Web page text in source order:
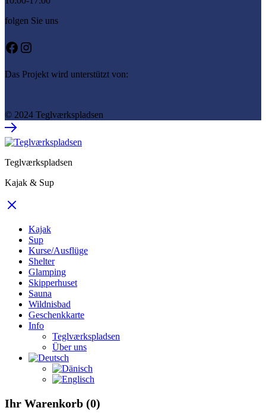
folgen Sie uns
Facebook
Instagram
Das Projekt wird unterstützt von:
© 2024 Teglværkspladsen
Teglværkspladsen
Kajak & Sup
Kajak
Sup
Kurse/Ausflüge
Shelter
Glamping
Skipperhuset
Sauna
Wildnisbad
Geschenkkarte
Info
Teglværkspladsen
Über uns
Ihr Warenkorb (0)